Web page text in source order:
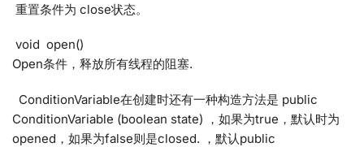
重置条件为 close状态。
void open()
Open条件，释放所有线程的阻塞.
ConditionVariable在创建时还有一种构造方法是 public
ConditionVariable (boolean state) ，如果为true，默认时为
opened，如果为false则是closed. ，默认public